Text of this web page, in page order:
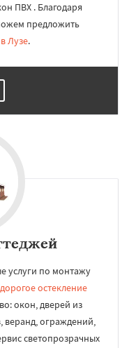
ПВХ . Благодаря
предложить
Лузе.
услуги по монтажу
остекление
окон, дверей из
веранд, ограждений,
светопрозрачных